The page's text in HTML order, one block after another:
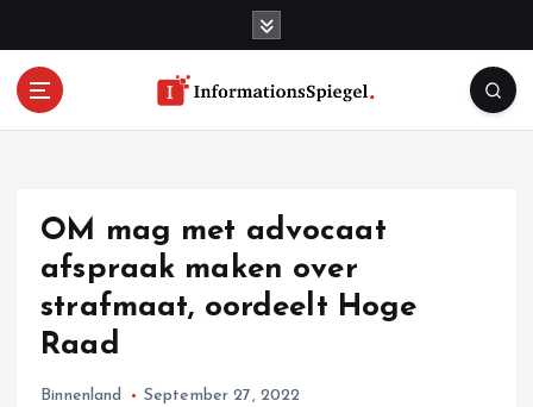
OM mag met advocaat
afspraak maken over
strafmaat, oordeelt Hoge
Raad
Binnenland September 27, 2022